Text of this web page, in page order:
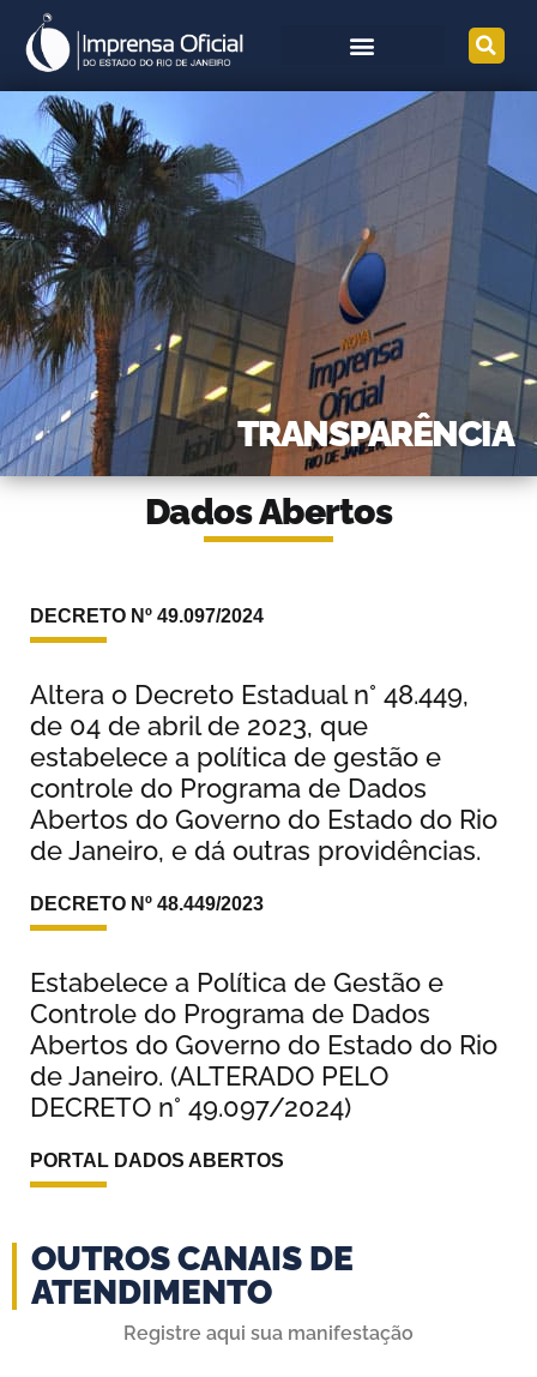
TRANSPARÊNCIA
Dados Abertos
DECRETO Nº 49.097/2024
Altera o Decreto Estadual n° 48.449,
de 04 de abril de 2023, que
estabelece a política de gestão e
controle do Programa de Dados
Abertos do Governo do Estado do Rio
de Janeiro, e dá outras providências.
DECRETO Nº 48.449/2023
Estabelece a Política de Gestão e
Controle do Programa de Dados
Abertos do Governo do Estado do Rio
de Janeiro. (ALTERADO PELO
DECRETO n° 49.097/2024)
PORTAL DADOS ABERTOS
OUTROS CANAIS DE
ATENDIMENTO
Registre aqui sua manifestação